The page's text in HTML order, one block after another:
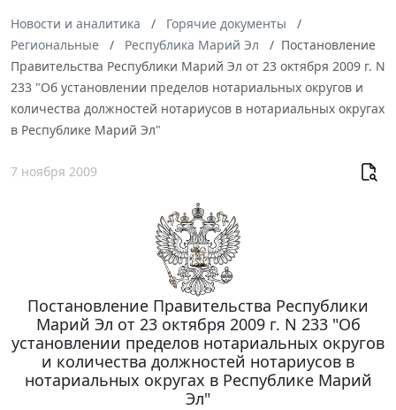
Новости и аналитика
Горячие документы
Региональные
Республика Марий Эл
Постановление
Правительства Республики Марий Эл от 23 октября 2009 г. N
233 "Об установлении пределов нотариальных округов и
количества должностей нотариусов в нотариальных округах
в Республике Марий Эл"
7 ноября 2009
Постановление Правительства Республики
Марий Эл от 23 октября 2009 г. N 233 "Об
установлении пределов нотариальных округов
и количества должностей нотариусов в
нотариальных округах в Республике Марий
Эл"